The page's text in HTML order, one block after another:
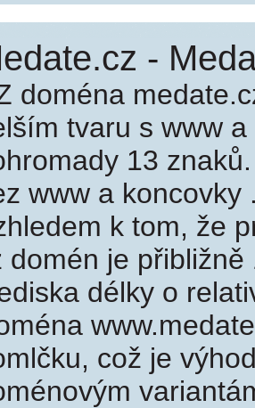
-
doména
tvaru s www
13
www a
k tom, že
domén je
délky o
což je